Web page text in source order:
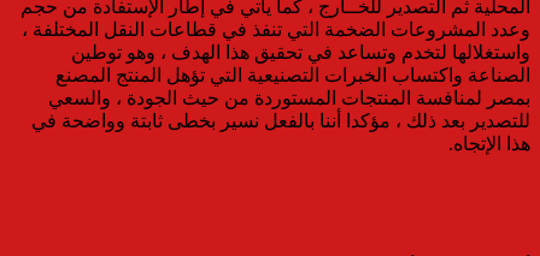
المحلية ثم التصدير للخــارج ، كما يأتي في إطار الإستفادة من حجم
وعدد المشروعات الضخمة التي تنفذ في قطاعات النقل المختلفة ،
واستغلالها لتخدم وتساعد في تحقيق هذا الهدف ، وهو توطين
الصناعة واكتساب الخبرات التصنيعية التي تؤهل المنتج المصنع
بمصر لمنافسة المنتجات المستوردة من حيث الجودة ، والسعي
للتصدير بعد ذلك ، مؤكدا أننا بالفعل نسير بخطى ثابتة وواضحة في
هذا الإتجاه.